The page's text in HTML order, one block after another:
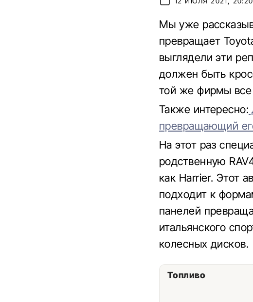
Мы уже
превращает
выглядели эти
должен быть
той же фирмы все
Также интересно:
превращающий
На этот раз
родственную
как Harrier. Этот
подходит к
панелей
итальянского
колесных дисков.
Топливо